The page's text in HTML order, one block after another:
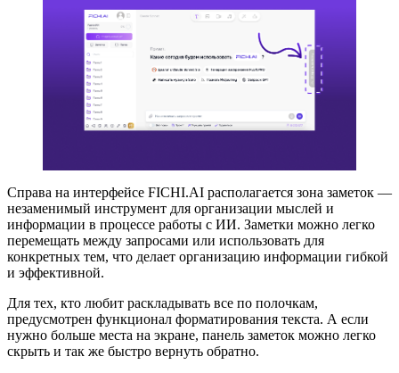
Справа на интерфейсе FICHI.AI располагается зона заметок —
незаменимый инструмент для организации мыслей и
информации в процессе работы с ИИ. Заметки можно легко
перемещать между запросами или использовать для
конкретных тем, что делает организацию информации гибкой
и эффективной.
Для тех, кто любит раскладывать все по полочкам,
предусмотрен функционал форматирования текста. А если
нужно больше места на экране, панель заметок можно легко
скрыть и так же быстро вернуть обратно.